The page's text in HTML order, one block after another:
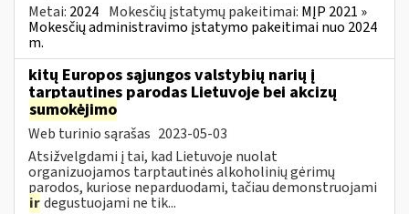
Metai: 2024 Mokesčių įstatymų pakeitimai: MĮP 2021 »
Mokesčių administravimo įstatymo pakeitimai nuo 2024
m.
kitų Europos sąjungos valstybių narių į
tarptautines parodas Lietuvoje bei akcizų
sumokėjimo
Web turinio sąrašas 2023-05-03
Atsižvelgdami į tai, kad Lietuvoje nuolat
organizuojamos tarptautinės alkoholinių gėrimų
parodos, kuriose neparduodami, tačiau demonstruojami
irdegustuojami ne tik...